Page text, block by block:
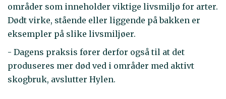
områder som inneholder viktige livsmiljø for arter.
Dødt virke, stående eller liggende på bakken er
eksempler på slike livsmiljøer.
- Dagens praksis fører derfor også til at det
produseres mer død ved i områder med aktivt
skogbruk, avslutter Hylen.